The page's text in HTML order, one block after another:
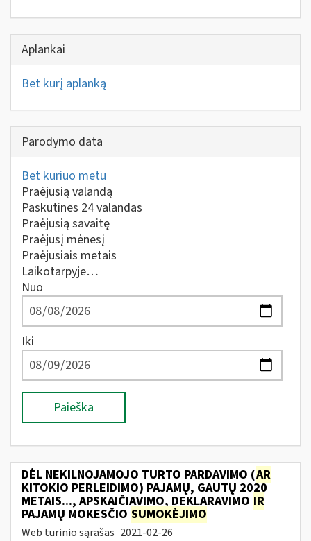
Aplankai
Bet kurį aplanką
Parodymo data
Bet kuriuo metu
Praėjusią valandą
Paskutines 24 valandas
Praėjusią savaitę
Praėjusį mėnesį
Praėjusiais metais
Laikotarpyje…
Nuo
Iki
Paieška
DĖL NEKILNOJAMOJO TURTO PARDAVIMO (AR
KITOKIO PERLEIDIMO) PAJAMŲ, GAUTŲ 2020
METAIS..., APSKAIČIAVIMO, DEKLARAVIMO IR
PAJAMŲ MOKESČIO SUMOKĖJIMO
Web turinio sąrašas 2021-02-26